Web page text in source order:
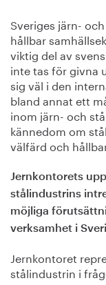
Bildbank
Om oss
Sveriges järn-
hållbar
viktig del av
inte tas för givna
sig väl i den
bland annat ett
inom järn- och
kännedom om
välfärd och
Jernkontorets
stålindustrins
möjliga
verksamhet i
Jernkontoret
stålindustrin i